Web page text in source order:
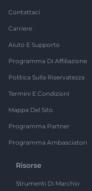
Contattaci
Carriere
Aiuto E Supporto
Programma Di Affiliazione
Politica Sulla Riservatezza
Termini E Condizioni
Mappa Del Sito
Programma Partner
Programma Ambasciatori
Risorse
Strumenti Di Marchio